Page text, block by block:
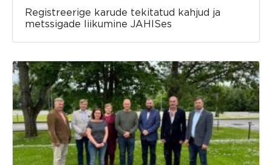
Registreerige karude tekitatud kahjud ja
metssigade liikumine JAHISes